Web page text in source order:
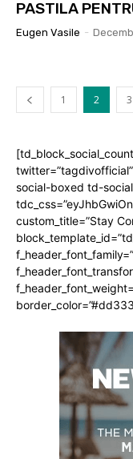
PASTILA
Eugen Vasile -
1 2 3
social-boxed td-
custom_title=”Stay